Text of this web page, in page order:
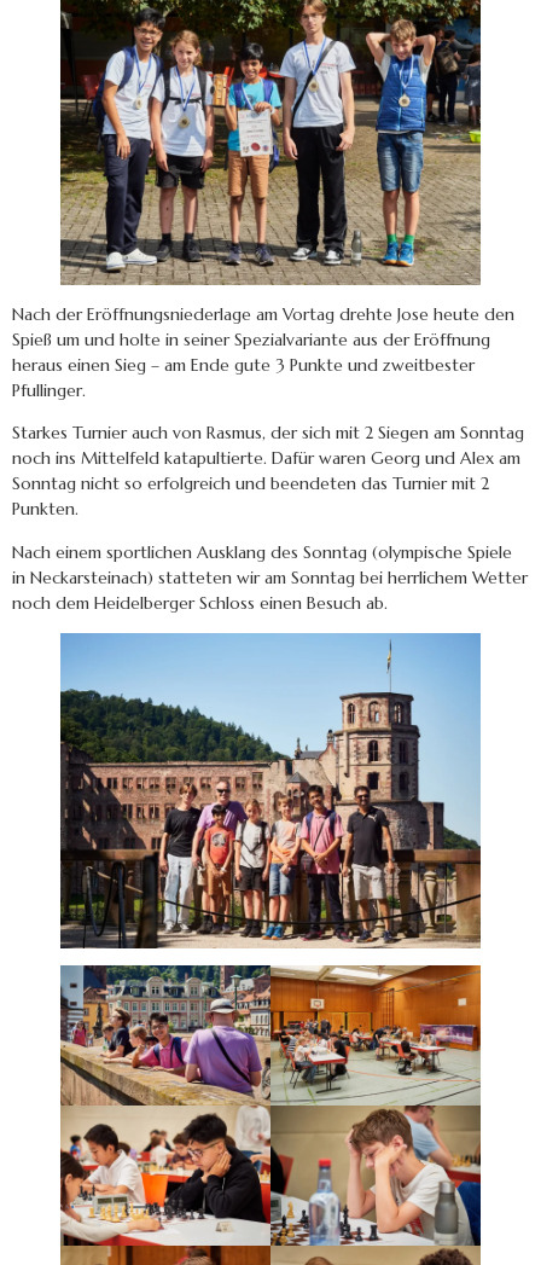
Nach der Eröffnungsniederlage am Vortag drehte Jose heute den
Spieß um und holte in seiner Spezialvariante aus der Eröffnung
heraus einen Sieg – am Ende gute 3 Punkte und zweitbester
Pfullinger.
Starkes Turnier auch von Rasmus, der sich mit 2 Siegen am Sonntag
noch ins Mittelfeld katapultierte. Dafür waren Georg und Alex am
Sonntag nicht so erfolgreich und beendeten das Turnier mit 2
Punkten.
Nach einem sportlichen Ausklang des Sonntag (olympische Spiele
in Neckarsteinach) statteten wir am Sonntag bei herrlichem Wetter
noch dem Heidelberger Schloss einen Besuch ab.